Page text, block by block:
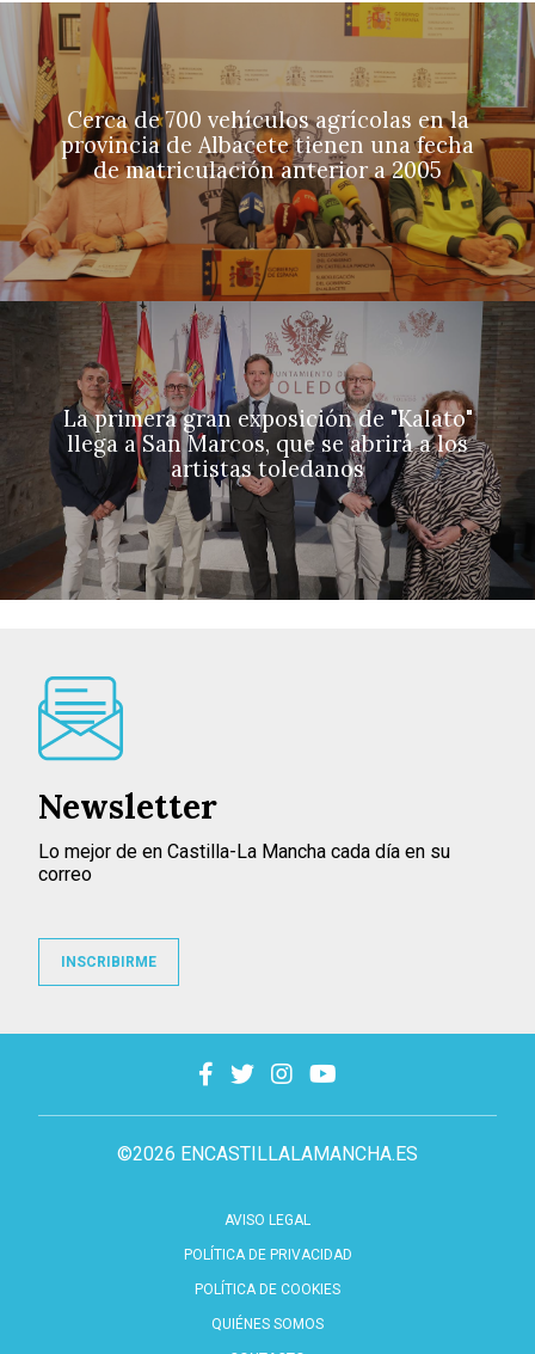
Cerca de 700 vehículos agrícolas en la
provincia de Albacete tienen una fecha
de matriculación anterior a 2005
La primera gran exposición de "Kalato"
llega a San Marcos, que se abrirá a los
artistas toledanos
©2026 ENCASTILLALAMANCHA.ES
AVISO LEGAL
POLÍTICA DE PRIVACIDAD
POLÍTICA DE COOKIES
QUIÉNES SOMOS
Newsletter
Lo mejor de en Castilla-La Mancha cada día en su
correo
INSCRIBIRME